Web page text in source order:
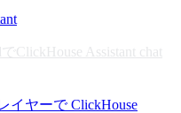
ClickHouse Assistant chat
イヤーで ClickHouse